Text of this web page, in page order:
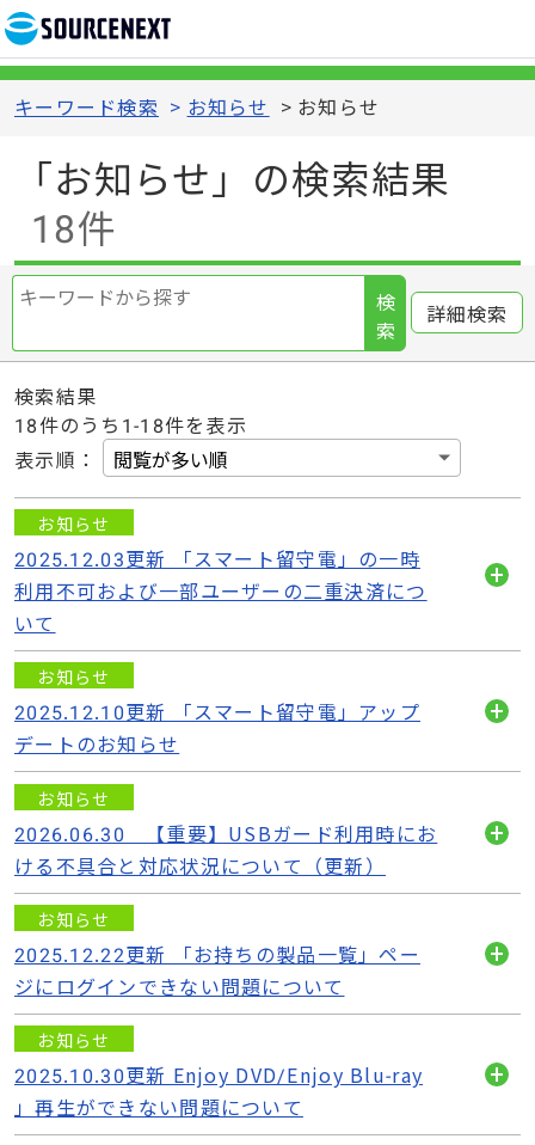
キーワード検索 > お知らせ > お知らせ
「お知らせ」の検索結果
18件
検
索
詳細検索
検索結果
18件のうち1-18件を表示
表示順 ：
お知らせ
2025.12.03更新 「スマート留守電」の一時
利用不可および一部ユーザーの二重決済につ
いて
お知らせ
2025.12.10更新 「スマート留守電」アップ
デートのお知らせ
く
お知らせ
2026.06.30 【重要】USBガード利用時にお
ける不具合と対応状況について（更新）
く
お知らせ
2025.12.22更新 「お持ちの製品一覧」ペー
ジにログインできない問題について
く
お知らせ
2025.10.30更新 Enjoy DVD/Enjoy Blu-ray
」再生ができない問題について
く